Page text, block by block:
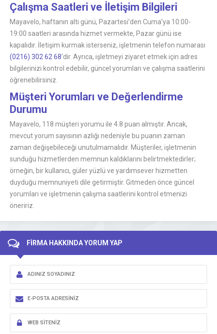
Çalışma Saatleri ve İletişim Bilgileri
Mayavelo, haftanın altı günü, Pazartesi’den Cuma’ya 10:00-
19:00 saatleri arasında hizmet vermekte, Pazar günü ise
kapalıdır. İletişim kurmak isterseniz, işletmenin telefon numarası
(0216) 302 62 68‘dir. Ayrıca, işletmeyi ziyaret etmek için adres
bilgilerinizi kontrol edebilir, güncel yorumları ve çalışma saatlerini
öğrenebilirsiniz.
Müşteri Yorumları ve Değerlendirme
Durumu
Mayavelo, 118 müşteri yorumu ile 4.8 puan almıştır. Ancak,
mevcut yorum sayısının azlığı nedeniyle bu puanın zaman
zaman değişebileceği unutulmamalıdır. Müşteriler, işletmenin
sunduğu hizmetlerden memnun kaldıklarını belirtmektedirler;
örneğin, bir kullanıcı, güler yüzlü ve yardımsever hizmetten
duyduğu memnuniyeti dile getirmiştir. Gitmeden önce güncel
yorumları ve işletmenin çalışma saatlerini kontrol etmenizi
öneririz.
FİRMA HAKKINDA YORUM YAP